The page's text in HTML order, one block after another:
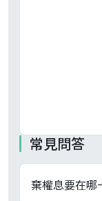
常見問答
棄權息要在哪